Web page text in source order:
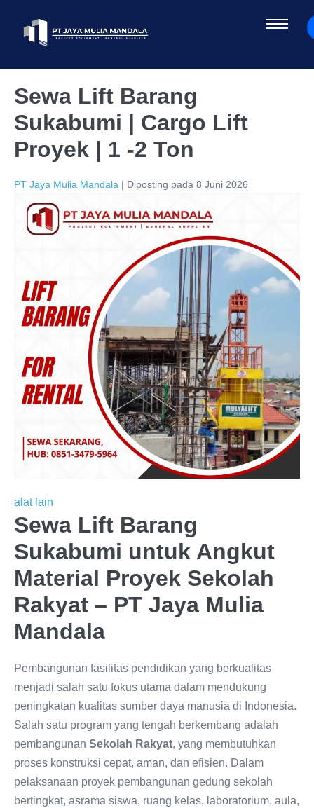
Sewa Lift Barang
Sukabumi | Cargo Lift
Proyek | 1 -2 Ton
PT Jaya Mulia Mandala | Diposting pada 8 Juni 2026
alat lain
Sewa Lift Barang
Sukabumi untuk Angkut
Material Proyek Sekolah
Rakyat – PT Jaya Mulia
Mandala
Pembangunan fasilitas pendidikan yang berkualitas
menjadi salah satu fokus utama dalam mendukung
peningkatan kualitas sumber daya manusia di Indonesia.
Salah satu program yang tengah berkembang adalah
pembangunan Sekolah Rakyat, yang membutuhkan
proses konstruksi cepat, aman, dan efisien. Dalam
pelaksanaan proyek pembangunan gedung sekolah
bertingkat, asrama siswa, ruang kelas, laboratorium, aula,